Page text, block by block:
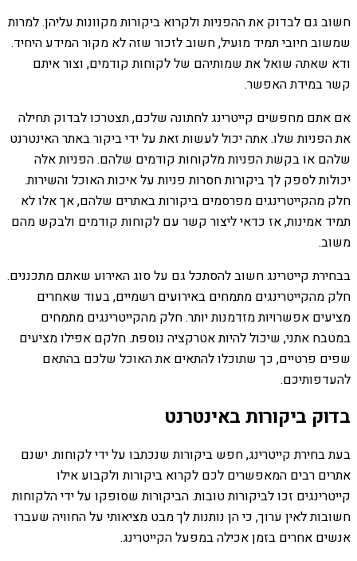
חשוב גם לבדוק את ההפניות ולקרוא ביקורות מקוונות עליהן. למרות
שמשוב חיובי תמיד מועיל, חשוב לזכור שזה לא מקור המידע היחיד.
ודא שאתה שואל את שמותיהם של לקוחות קודמים, וצור איתם
קשר במידת האפשר.
אם אתם מחפשים קייטרינג לחתונה שלכם, תצטרכו לבדוק תחילה
את הפניות שלו. אתה יכול לעשות זאת על ידי ביקור באתר האינטרנט
שלהם או בקשת הפניות מלקוחות קודמים שלהם. הפניות אלה
יכולות לספק לך ביקורות חסרות פניות על איכות האוכל והשירות.
חלק מהקייטרינגים מפרסמים ביקורות באתרים שלהם, אך אלו לא
תמיד אמינות, אז כדאי ליצור קשר עם לקוחות קודמים ולבקש מהם
משוב.
בבחירת קייטרינג חשוב להסתכל גם על סוג האירוע שאתם מתכננים.
חלק מהקייטרינגים מתמחים באירועים רשמיים, בעוד שאחרים
מציעים אפשרויות מזדמנות יותר. חלק מהקייטרינגים מתמחים
במטבח אתני, שיכול להיות אטרקציה נוספת. חלקם אפילו מציעים
שפים פרטיים, כך שתוכלו להתאים את האוכל שלכם בהתאם
להעדפותיכם.
בדוק ביקורות באינטרנט
בעת בחירת קייטרינג, חפש ביקורות שנכתבו על ידי לקוחות. ישנם
אתרים רבים המאפשרים לכם לקרוא ביקורות ולקבוע אילו
קייטרינגים זכו לביקורות טובות. הביקורות שסופקו על ידי הלקוחות
חשובות לאין ערוך, כי הן נותנות לך מבט מציאותי על החוויה שעברו
אנשים אחרים בזמן אכילה במפעל הקייטרינג.